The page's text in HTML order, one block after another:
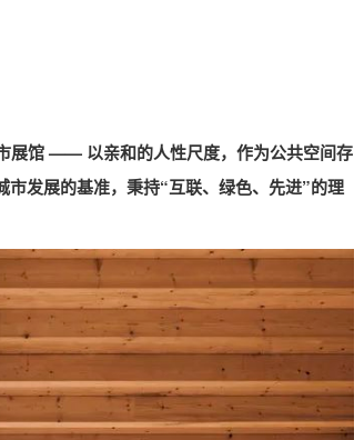
展馆 —— 以亲和的人性尺度，作为公共空间存
发展的基准，秉持“互联、绿色、先进”的理